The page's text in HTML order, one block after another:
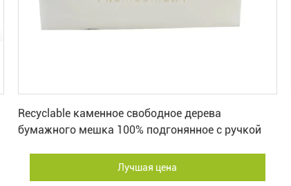
Recyclable каменное свободное дерева
бумажного мешка 100% подгонянное с ручкой
Лучшая цена